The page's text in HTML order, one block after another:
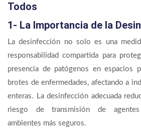
Todos
1- La Importancia de la
La desinfección no solo es una
responsabilidad compartida para
presencia de patógenos en espacios
brotes de enfermedades, afectando a
enteras. La desinfección adecuada
riesgo de transmisión de agentes
ambientes más seguros.